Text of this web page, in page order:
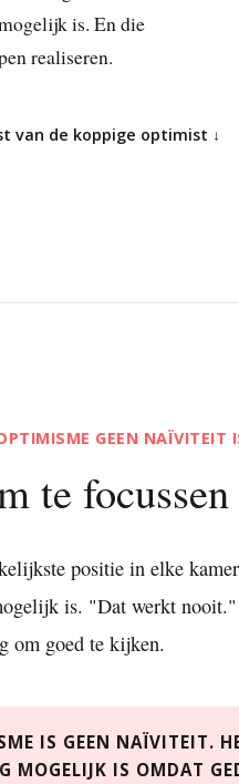
is. En die
realiseren.
van de koppige optimist ↓
GEEN NAÏVITEIT
te
positie in elke
is. "Dat werkt
om goed te kijken.
IS GEEN NAÏVITEIT.
MOGELIJK IS OMDAT